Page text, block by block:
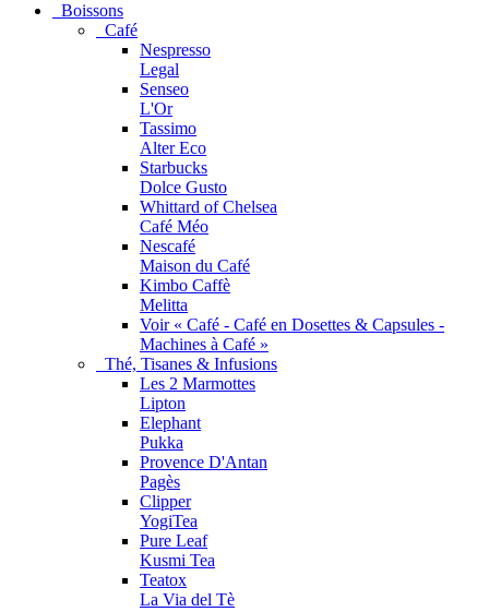
Boissons
Café
Nespresso
Legal
Senseo
L'Or
Tassimo
Alter Eco
Starbucks
Dolce Gusto
Whittard of Chelsea
Café Méo
Nescafé
Maison du Café
Kimbo Caffè
Melitta
Voir « Café - Café en Dosettes & Capsules -
Machines à Café »
Thé, Tisanes & Infusions
Les 2 Marmottes
Lipton
Elephant
Pukka
Provence D'Antan
Pagès
Clipper
YogiTea
Pure Leaf
Kusmi Tea
Teatox
La Via del Tè